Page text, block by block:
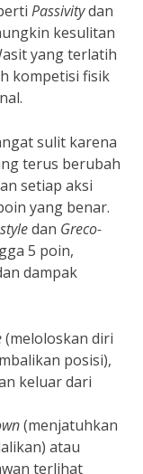
Passivitydan
kesulitan
yang terlatih
kompetisi fisik
sulit karena
terus berubah
setiap aksi
yang benar.
dan Greco-
5 poin,
dampak
(meloloskan diri
posisi),
keluar dari
(menjatuhkan
atau
terlihat